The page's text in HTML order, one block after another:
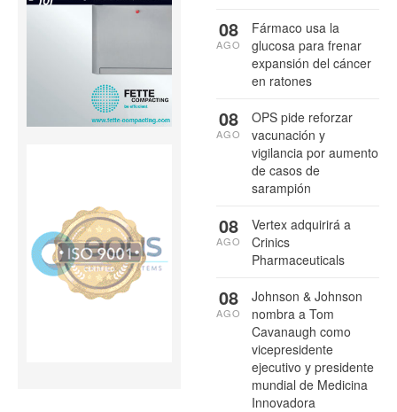
Fármaco usa la
glucosa para frenar
expansión del cáncer
en ratones
08
AGO
OPS pide reforzar
vacunación y
vigilancia por aumento
de casos de
sarampión
08
AGO
Vertex adquirirá a
Crinics
Pharmaceuticals
08
AGO
Johnson & Johnson
nombra a Tom
Cavanaugh como
vicepresidente
ejecutivo y presidente
mundial de Medicina
Innovadora
08
AGO